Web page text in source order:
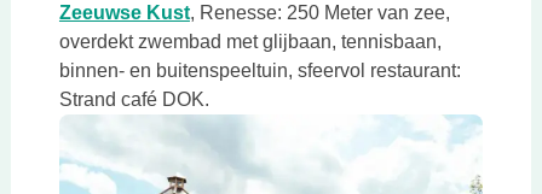
Zeeuwse KustDeze link opent in een nieuwe tab
, Renesse: 250 Meter van zee,
overdekt zwembad met glijbaan, tennisbaan,
binnen- en buitenspeeltuin, sfeervol restaurant:
Strand café DOK.